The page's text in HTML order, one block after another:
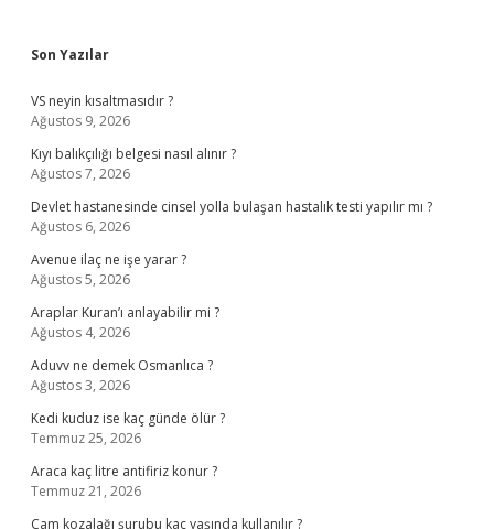
Sidebar
Son Yazılar
VS neyin kısaltmasıdır ?
Ağustos 9, 2026
Kıyı balıkçılığı belgesi nasıl alınır ?
Ağustos 7, 2026
Devlet hastanesinde cinsel yolla bulaşan hastalık testi yapılır mı ?
Ağustos 6, 2026
Avenue ilaç ne işe yarar ?
Ağustos 5, 2026
Araplar Kuran’ı anlayabilir mi ?
Ağustos 4, 2026
Aduvv ne demek Osmanlıca ?
Ağustos 3, 2026
Kedi kuduz ise kaç günde ölür ?
Temmuz 25, 2026
Araca kaç litre antifiriz konur ?
Temmuz 21, 2026
Çam kozalağı şurubu kaç yaşında kullanılır ?